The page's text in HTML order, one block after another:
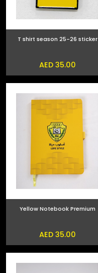
T shirt season 25-26 sticker
AED 35.00
Yellow Notebook Premium
AED 35.00